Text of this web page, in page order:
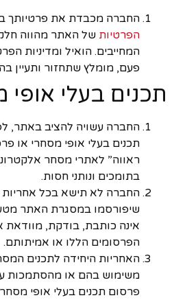
החברה מכבדת את פרטיותך
הפרטיות של האתר מהווה
המחייבים. הואיל ומדיניות
פעם, מומלץ שתחזור ותעיין
תכנים בעלי אופי
החברה עשויה להציב באתר,
תכנים בעלי אופי מסחרי או
ראווה” לאתרי מסחר
בתומכים ונותני חסות.
החברה לא תישא בכל אחריות
שיפורסמו במסגרת האתר
אינה כותבת, בודקת, מוודאת
הפרסומים הללו או אמיתותם.
האחריות היחידה לתכנים
משימוש בהם או מהסתמכות
פרסום תכנים בעלי אופי